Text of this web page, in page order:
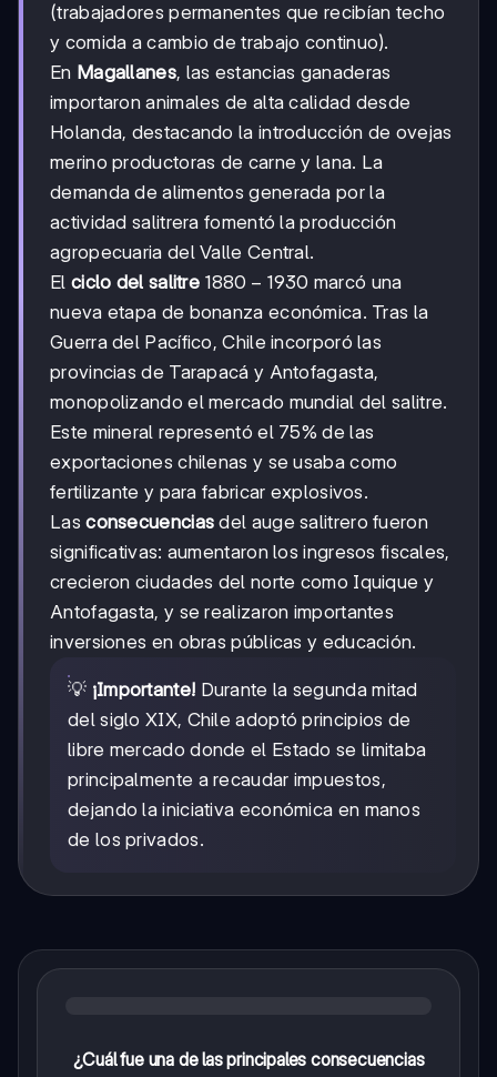
(trabajadores permanentes que recibían techo
y comida a cambio de trabajo continuo).
En Magallanes, las estancias ganaderas
importaron animales de alta calidad desde
Holanda, destacando la introducción de ovejas
merino productoras de carne y lana. La
demanda de alimentos generada por la
actividad salitrera fomentó la producción
agropecuaria del Valle Central.
El ciclo del salitre 1880-
1930
1880 − 1930 marcó una
nueva etapa de bonanza económica. Tras la
Guerra del Pacífico, Chile incorporó las
provincias de Tarapacá y Antofagasta,
monopolizando el mercado mundial del salitre.
Este mineral representó el 75% de las
exportaciones chilenas y se usaba como
fertilizante y para fabricar explosivos.
Lasconsecuencias del auge salitrero fueron
significativas: aumentaron los ingresos fiscales,
crecieron ciudades del norte como Iquique y
Antofagasta, y se realizaron importantes
inversiones en obras públicas y educación.
💡 ¡Importante! Durante la segunda mitad
del siglo XIX, Chile adoptó principios de
libre mercado donde el Estado se limitaba
principalmente a recaudar impuestos,
dejando la iniciativa económica en manos
de los privados.
¿Cuál fue una de las principales consecuencias